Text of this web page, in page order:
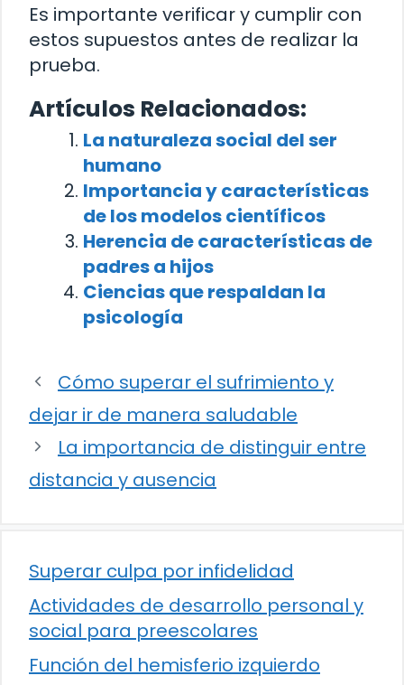
Es importante verificar y cumplir con
estos supuestos antes de realizar la
prueba.
Artículos Relacionados:
La naturaleza social del ser
humano
Importancia y características
de los modelos científicos
Herencia de características de
padres a hijos
Ciencias que respaldan la
psicología
Cómo superar el sufrimiento y
dejar ir de manera saludable
La importancia de distinguir entre
distancia y ausencia
Superar culpa por infidelidad
Actividades de desarrollo personal y
social para preescolares
Función del hemisferio izquierdo